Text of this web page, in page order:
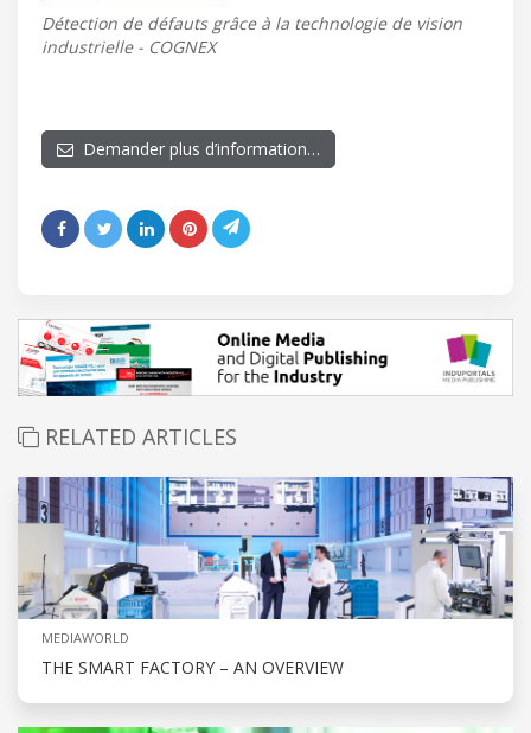
Détection de défauts grâce à la technologie de vision
industrielle - COGNEX
Demander plus d’information…
RELATED ARTICLES
MEDIAWORLD
THE SMART FACTORY – AN OVERVIEW